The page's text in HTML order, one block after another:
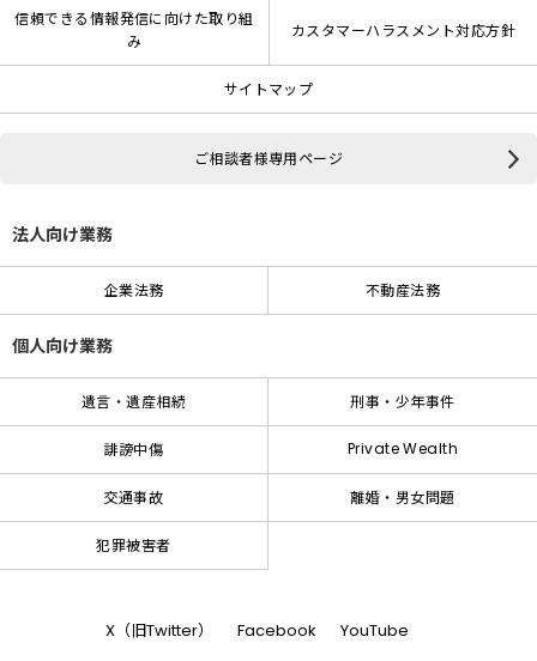
信頼できる情報発信に向けた取り組
み
カスタマーハラスメント対応方針
サイトマップ
ご相談者様専用ページ
法人向け業務
企業法務 不動産法務
個人向け業務
遺言・遺産相続 刑事・少年事件
誹謗中傷 Private Wealth
交通事故 離婚・男女問題
犯罪被害者
X（旧Twitter） Facebook YouTube